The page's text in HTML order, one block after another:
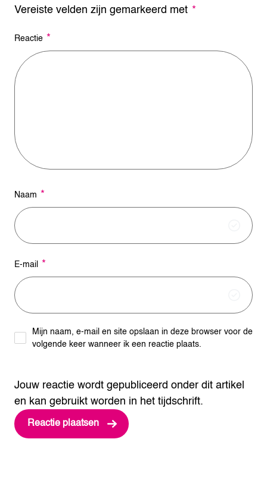
Vereiste velden zijn gemarkeerd met *
Reactie *
Jouw reactie wordt gepubliceerd onder dit artikel
en kan gebruikt worden in het tijdschrift.
Naam *
E-mail *
Mijn naam, e-mail en site opslaan in deze browser voor de
volgende keer wanneer ik een reactie plaats.
A
t
e
n
a
e
: